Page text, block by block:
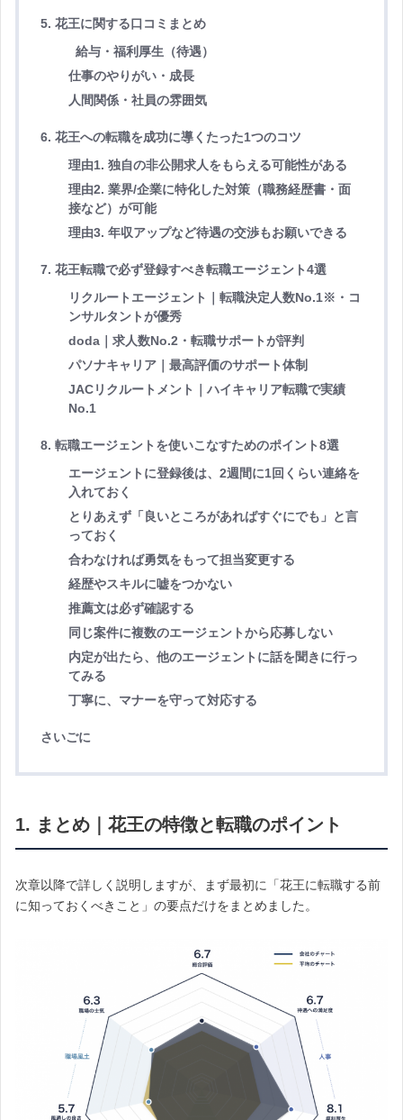
5. 花王に関する口コミまとめ
給与・福利厚生（待遇）
仕事のやりがい・成長
人間関係・社員の雰囲気
6. 花王への転職を成功に導くたった1つのコツ
理由1. 独自の非公開求人をもらえる可能性がある
理由2. 業界/企業に特化した対策（職務経歴書・面
接など）が可能
理由3. 年収アップなど待遇の交渉もお願いできる
7. 花王転職で必ず登録すべき転職エージェント4選
リクルートエージェント｜転職決定人数No.1※・コ
ンサルタントが優秀
doda｜求人数No.2・転職サポートが評判
パソナキャリア｜最高評価のサポート体制
JACリクルートメント｜ハイキャリア転職で実績
No.1
8. 転職エージェントを使いこなすためのポイント8選
エージェントに登録後は、2週間に1回くらい連絡を
入れておく
とりあえず「良いところがあればすぐにでも」と言
っておく
合わなければ勇気をもって担当変更する
経歴やスキルに嘘をつかない
推薦文は必ず確認する
同じ案件に複数のエージェントから応募しない
内定が出たら、他のエージェントに話を聞きに行っ
てみる
丁寧に、マナーを守って対応する
さいごに
1. まとめ｜花王の特徴と転職のポイント
次章以降で詳しく説明しますが、まず最初に「花王に転職する前
に知っておくべきこと」の要点だけをまとめました。